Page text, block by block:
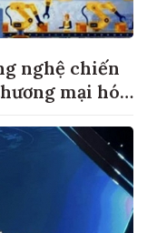
nghệ chiến
mại hóa